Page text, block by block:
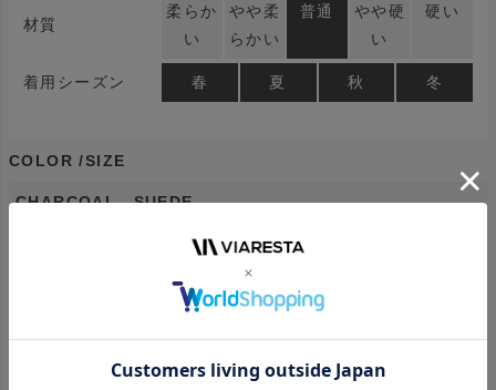
材質
柔らか
い
やや柔
らかい
普通
やや硬
い
硬い
着用シーズン 春 夏 秋 冬
COLOR SIZE
CHARCOAL SUEDE
在庫切れ